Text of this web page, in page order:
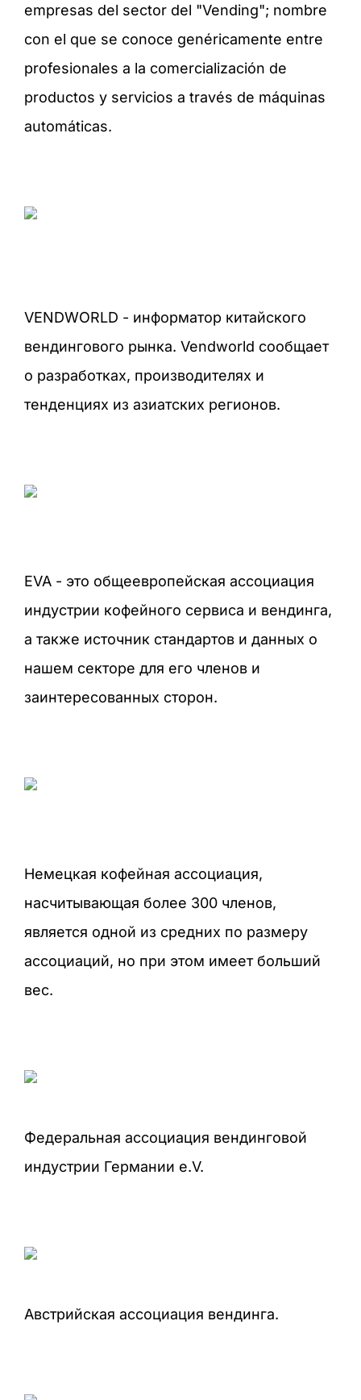
empresas del sector del "Vending"; nombre
con el que se conoce genéricamente entre
profesionales a la comercialización de
productos y servicios a través de máquinas
automáticas.
VENDWORLD - информатор китайского
вендингового рынка. Vendworld сообщает
о разработках, производителях и
тенденциях из азиатских регионов.
EVA - это общеевропейская ассоциация
индустрии кофейного сервиса и вендинга,
а также источник стандартов и данных о
нашем секторе для его членов и
заинтересованных сторон.
Немецкая кофейная ассоциация,
насчитывающая более 300 членов,
является одной из средних по размеру
ассоциаций, но при этом имеет больший
вес.
Федеральная ассоциация вендинговой
индустрии Германии e.V.
Австрийская ассоциация вендинга.